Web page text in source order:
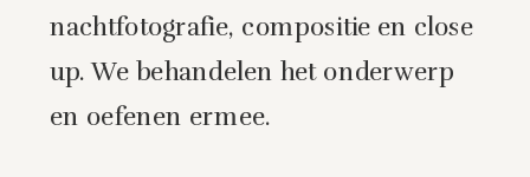
nachtfotografie, compositie en close
up. We behandelen het onderwerp
en oefenen ermee.